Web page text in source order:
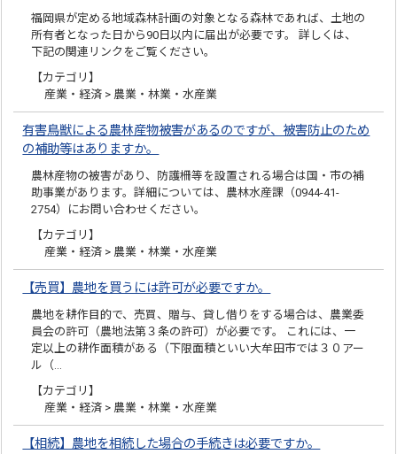
福岡県が定める地域森林計画の対象となる森林であれば、土地の
所有者となった日から90日以内に届出が必要です。 詳しくは、
下記の関連リンクをご覧ください。
【カテゴリ】
産業・経済 > 農業・林業・水産業
有害鳥獣による農林産物被害があるのですが、被害防止のため
の補助等はありますか。
農林産物の被害があり、防護柵等を設置される場合は国・市の補
助事業があります。詳細については、農林水産課（0944-41-
2754）にお問い合わせください。
【カテゴリ】
産業・経済 > 農業・林業・水産業
【売買】農地を買うには許可が必要ですか。
農地を耕作目的で、売買、贈与、貸し借りをする場合は、農業委
員会の許可（農地法第３条の許可）が必要です。 これには、一
定以上の耕作面積がある（下限面積といい大牟田市では３０アー
ル（…
【カテゴリ】
産業・経済 > 農業・林業・水産業
【相続】農地を相続した場合の手続きは必要ですか。